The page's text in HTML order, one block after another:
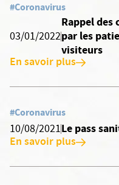
#Coronavirus
03/01/2022
Rappel des
par les
visiteurs
En savoir plus
#Coronavirus
10/08/2021Le pass
En savoir plus